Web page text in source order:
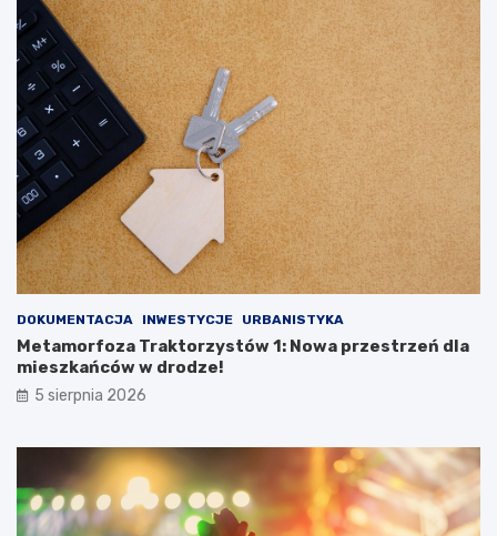
DOKUMENTACJA INWESTYCJE URBANISTYKA
Metamorfoza Traktorzystów 1: Nowa przestrzeń dla
mieszkańców w drodze!
5 sierpnia 2026